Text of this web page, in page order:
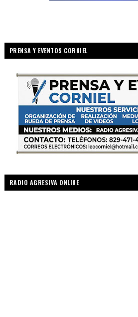
PRENSA Y EVENTOS CORNIEL
RADIO AGRESIVA ONLINE